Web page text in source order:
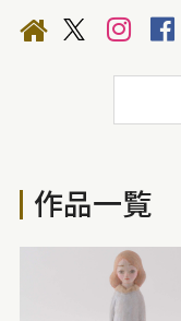
作品一覧